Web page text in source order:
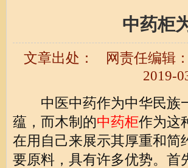
中药柜
文章出处： 网责任编辑：
2019-
中医中药作为中华民族
蕴，而木制的中药柜作为这
在用自己来展示其厚重和简
要原料，具有许多优势。首